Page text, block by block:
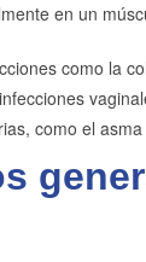
en un
como la
como el